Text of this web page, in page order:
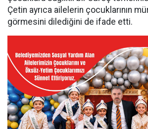
Çetin ayrıca ailelerin çocuklarının
görmesini dilediğini de ifade etti.